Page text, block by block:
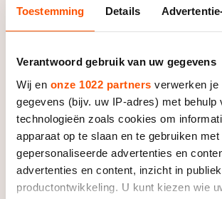
Toestemming Details
Verantwoord gebruik van uw gegevens
Wij en onze 1022 partners verwerken je
gegevens (bijv. uw IP-adres) met behulp
technologieën zoals cookies om
apparaat op te slaan en te gebruiken met
gepersonaliseerde advertenties en
advertenties en content, inzicht in
productontwikkeling. U kunt kiezen wie
had kunnen pakken", vertelde Joling.
te veel en te hard werken en gunde
Leenstra was als enige rijdster al
WK Afstanden in Kolomna en Joling
een plekje. "Ik wist dat het erg lastig
had ook wel verwacht dat het zou
ter Mors, Ireen Wüst en mij." Ze
achterstand van beide dames.